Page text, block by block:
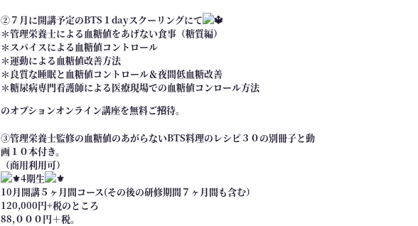
②７月に開講予定のBTS１dayスクーリングにて
＊管理栄養士による血糖値をあげない食事（糖質編）
＊スパイスによる血糖値コントロール
＊運動による血糖値改善方法
＊良質な睡眠と血糖値コントロール＆夜間低血糖改善
＊糖尿病専門看護師による医療現場での血糖値コンロール方法
のオプションオンライン講座を無料ご招待。
③管理栄養士監修の血糖値のあがらないBTS料理のレシピ３０の別冊子と動
画１０本付き。
（商用利用可）
4期生
10月開講５ヶ月間コース(その後の研修期間７ヶ月間も含む）
120,000円+税のところ
88,０００円＋税。